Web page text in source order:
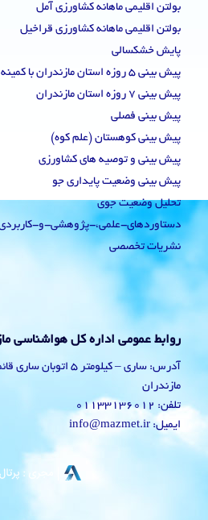
بولتن اقلیمی ماهانه کشاورزی آمل
بولتن اقلیمی ماهانه کشاورزی قراخیل
پایش خشکسالی
پیش بینی 5 روزه استان مازندران با کمینه و بیشینه دما
پیش بینی 7 روزه استان مازندران
پیش بینی فصلی
پیش بینی کوهستان (علم کوه)
پیش بینی و توصیه های کشاورزی
پیش بینی وضعیت پایداری جو
تحلیل وضعیت جوی
دستاوردهای-علمی،-پژوهشی-و-
نشریات تخصصی
روابط عمومی اداره کل هواشناسی
آدرس: ساری – کیلومتر 5
مازندران
تلفن: 01133136012
ایمیل: info@mazmet.ir